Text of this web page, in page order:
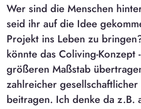
Wer sind die Menschen
seid ihr auf die Idee
Projekt ins Leben zu
könnte das Coliving-Konzept
größeren Maßstab
zahlreicher
beitragen. Ich denke da z.B.